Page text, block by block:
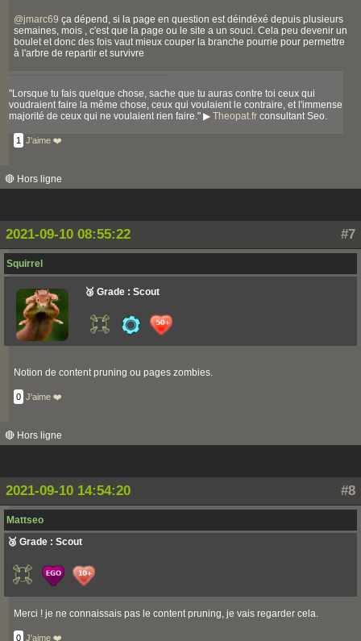
@jmarc69 ça dépend, si la page en question est déindéxé depuis plusieurs
semaines, mois , c'est que la page ou le site a un souci. Cela peu devenir un
boulet et donc des fois vaut mieux couper la branche pourrie pour permettre
à l'arbre de repartir et survivre
"Lorsque tu fais quelque chose, sache que tu auras contre toi ceux qui
voudraient faire la même chose, ceux qui voulaient le contraire, et l'immense
majorité de ceux qui ne voulaient rien faire." ▶ Theopat.fr consultant Seo.
1 J'aime ❤️
🔴 Hors ligne
#7
2021-09-10 08:55:22
Squirrel
🥉 Grade : Scout
Notion de content pruning ou pages zombies.
0 J'aime ❤️
🔴 Hors ligne
#8
2021-09-10 14:54:20
Mattseo
🥉 Grade : Scout
Merci ! je ne connaissais pas le content pruning, je vais regarder cela.
0 J'aime ❤️